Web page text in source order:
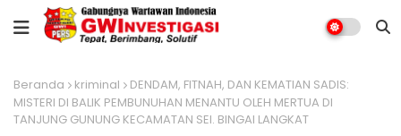
Beranda kriminal
DENDAM, FITNAH, DAN KEMATIAN SADIS:
MISTERI DI BALIK PEMBUNUHAN MENANTU OLEH MERTUA DI
TANJUNG GUNUNG KECAMATAN SEI. BINGAI LANGKAT